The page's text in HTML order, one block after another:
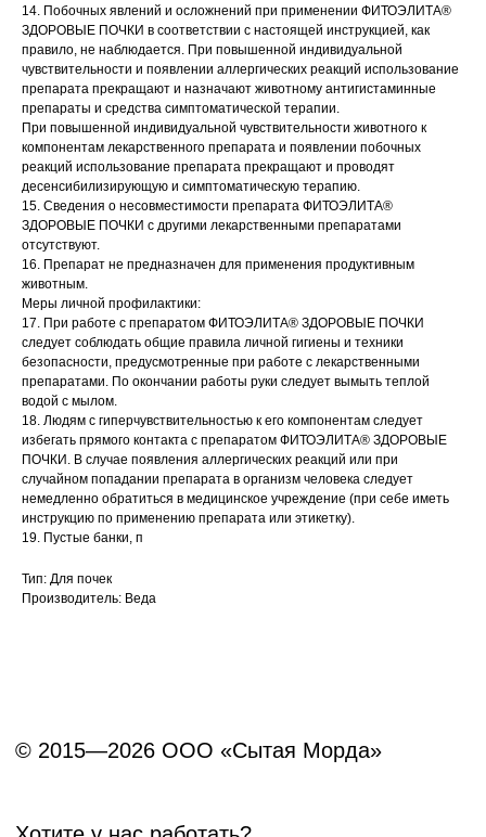
14. Побочных явлений и осложнений при применении ФИТОЭЛИТА®
ЗДОРОВЫЕ ПОЧКИ в соответствии с настоящей инструкцией, как
правило, не наблюдается. При повышенной индивидуальной
чувствительности и появлении аллергических реакций использование
препарата прекращают и назначают животному антигистаминные
препараты и средства симптоматической терапии.
При повышенной индивидуальной чувствительности животного к
компонентам лекарственного препарата и появлении побочных
реакций использование препарата прекращают и проводят
десенсибилизирующую и симптоматическую терапию.
15. Сведения о несовместимости препарата ФИТОЭЛИТА®
ЗДОРОВЫЕ ПОЧКИ с другими лекарственными препаратами
отсутствуют.
16. Препарат не предназначен для применения продуктивным
животным.
Меры личной профилактики:
17. При работе с препаратом ФИТОЭЛИТА® ЗДОРОВЫЕ ПОЧКИ
следует соблюдать общие правила личной гигиены и техники
безопасности, предусмотренные при работе с лекарственными
препаратами. По окончании работы руки следует вымыть теплой
водой с мылом.
18. Людям с гиперчувствительностью к его компонентам следует
избегать прямого контакта с препаратом ФИТОЭЛИТА® ЗДОРОВЫЕ
ПОЧКИ. В случае появления аллергических реакций или при
случайном попадании препарата в организм человека следует
немедленно обратиться в медицинское учреждение (при себе иметь
инструкцию по применению препарата или этикетку).
19. Пустые банки, п
Тип: Для почек
Производитель: Веда